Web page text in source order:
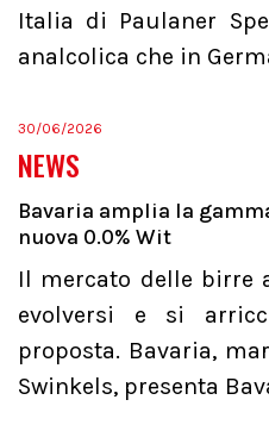
Italia di Paulaner
analcolica che in
30/06/2026
NEWS
Bavaria amplia la
nuova 0.0% Wit
Il mercato delle birre
evolversi e si
proposta. Bavaria,
Swinkels, presenta